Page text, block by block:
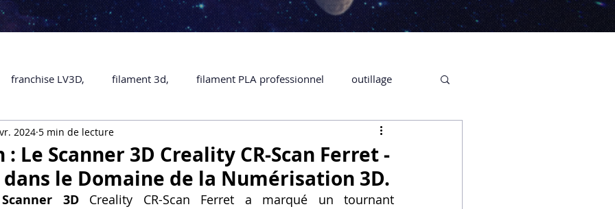
franchise LV3D, filament 3d, filament PLA professionnel outillage
Accessoires imprimante 3D professionelle
Formation impression 3D SCANNER 3D impression 3D
Le Scanner 3D Creality CR-Scan Ferret -
le Domaine de la Numérisation 3D.
2024 5 min de lecture
Scanner 3D Creality CR-Scan Ferret a marqué un tournant